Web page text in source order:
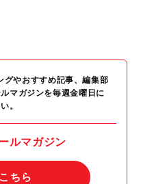
やおすすめ記事、編集部
マガジンを毎週金曜日に
。
ルマガジン
ちら